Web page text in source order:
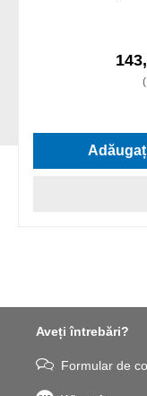
Aveți întrebări?
Formular de